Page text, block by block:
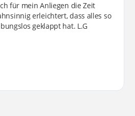
für mein Anliegen die Zeit
erleichtert, dass alles so
geklappt hat. L.G